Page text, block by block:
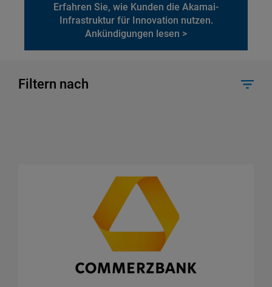
Erfahren Sie, wie Kunden die Akamai-
Infrastruktur für Innovation nutzen.
Ankündigungen lesen >
Filtern nach